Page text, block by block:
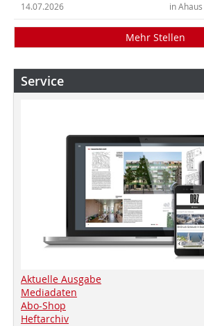
in
14.07.2026
Mehr Stellen
Service
Aktuelle Ausgabe
Mediadaten
Abo-Shop
Heftarchiv